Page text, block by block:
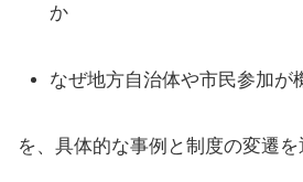
か
なぜ地方自治体や市民参加が
を、具体的な事例と制度の変遷を